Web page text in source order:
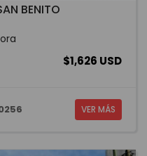
BENITO
$1,626 USD
VER MÁS